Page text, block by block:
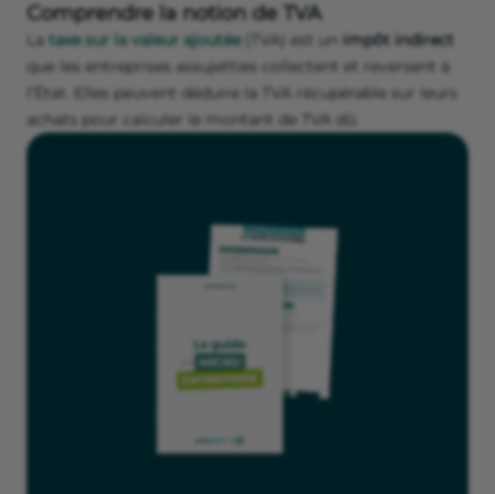
Comprendre la notion de TVA
La taxe sur la valeur ajoutée(TVA) est un impôt indirect
que les entreprises assujetties collectent et reversent à
l’État. Elles peuvent déduire la TVA récupérable sur leurs
achats pour calculer le montant de TVA dû.